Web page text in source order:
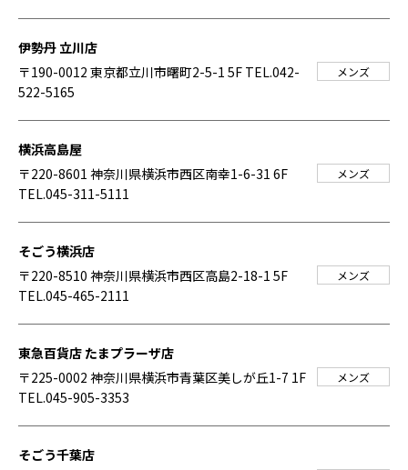
伊勢丹 立川店
〒190-0012 東京都立川市曙町2-5-1 5F TEL.042-
522-5165
メンズ
横浜高島屋
〒220-8601 神奈川県横浜市西区南幸1-6-31 6F
TEL.045-311-5111
メンズ
そごう横浜店
〒220-8510 神奈川県横浜市西区高島2-18-1 5F
TEL.045-465-2111
メンズ
東急百貨店 たまプラーザ店
〒225-0002 神奈川県横浜市青葉区美しが丘1-7 1F
TEL.045-905-3353
メンズ
そごう千葉店